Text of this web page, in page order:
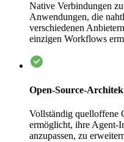
Native Verbindungen
Anwendungen, die
verschiedenen
einzigen Workflows
Open-Source-
Vollständig quelloffene
ermöglicht, ihre Agent-
anzupassen, zu